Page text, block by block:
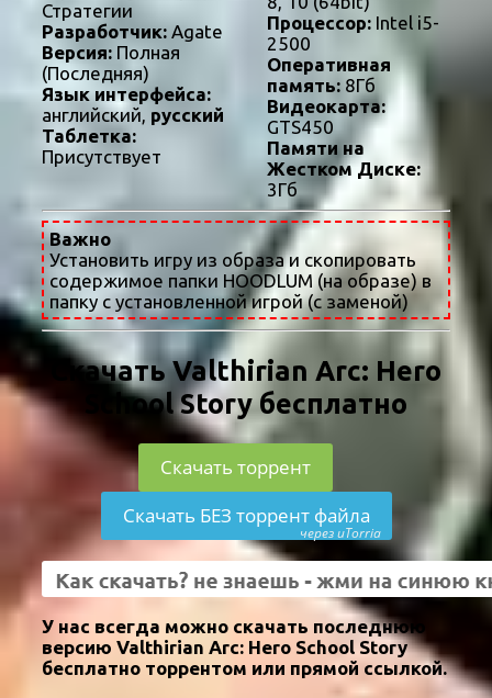
Стратегии
Разработчик: Agate
Версия: Полная
(Последняя)
Язык интерфейса:
английский, русский
Таблетка:
Присутствует
Процессор:Intel i5-
2500
Оперативная
память:8Гб
Видеокарта:
GTS450
Памяти на
Жестком Диске:
3Гб
Важно
Установить игру из образа и скопировать
содержимое папки HOODLUM (на образе) в
папку с установленной игрой (с заменой)
Скачать Valthirian Arc: Hero
School Story бесплатно
Скачать торрент
Скачать БЕЗ торрент файла
через uTorria
У нас всегда можно скачать последнюю
версию Valthirian Arc: Hero School Story
бесплатно торрентом или прямой ссылкой.